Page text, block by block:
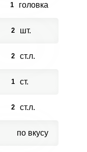
1 головка
2 шт.
2 ст.л.
1 ст.
2 ст.л.
по вкусу